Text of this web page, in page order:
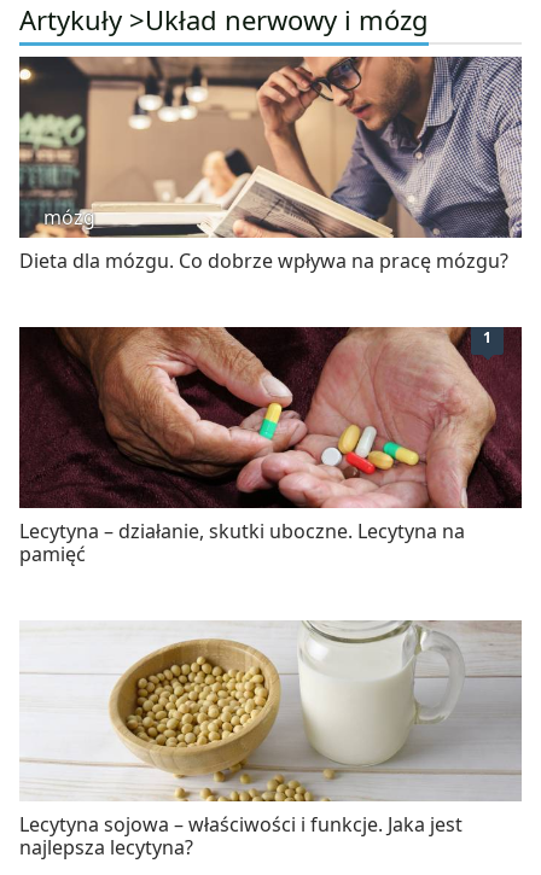
Artykuły >Układ nerwowy i mózg
mózg
Dieta dla mózgu. Co dobrze wpływa na pracę mózgu?
1
Lecytyna – działanie, skutki uboczne. Lecytyna na
pamięć
Lecytyna sojowa – właściwości i funkcje. Jaka jest
najlepsza lecytyna?